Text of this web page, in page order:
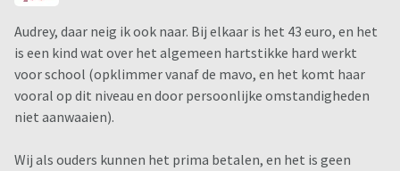
Audrey, daar neig ik ook naar. Bij elkaar is het 43 euro, en het
is een kind wat over het algemeen hartstikke hard werkt
voor school (opklimmer vanaf de mavo, en het komt haar
vooral op dit niveau en door persoonlijke omstandigheden
niet aanwaaien).
Wij als ouders kunnen het prima betalen, en het is geen